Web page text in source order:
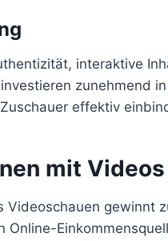
interaktive
zunehmend
effektiv
mit
Videoschauen gewinnt
Online-